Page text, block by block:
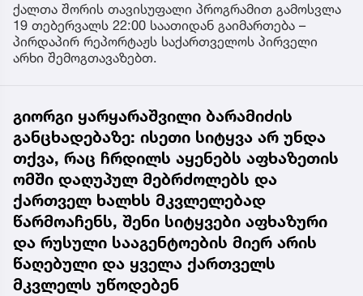
ქალთა შორის თავისუფალი პროგრამით გამოსვლა
19 თებერვალს 22:00 საათიდან გაიმართება –
პირდაპირ რეპორტაჟს საქართველოს პირველი
არხი შემოგთავაზებთ.
გიორგი ყარყარაშვილი ბარამიძის
განცხადებაზე: ისეთი სიტყვა არ უნდა
თქვა, რაც ჩრდილს აყენებს აფხაზეთის
ომში დაღუპულ მებრძოლებს და
ქართველ ხალხს მკვლელებად
წარმოაჩენს, შენი სიტყვები აფხაზური
და რუსული სააგენტოების მიერ არის
წაღებული და ყველა ქართველს
მკვლელს უწოდებენ